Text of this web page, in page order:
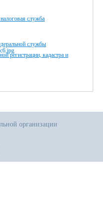
служба
службы
регистрации, кадастра и
организации